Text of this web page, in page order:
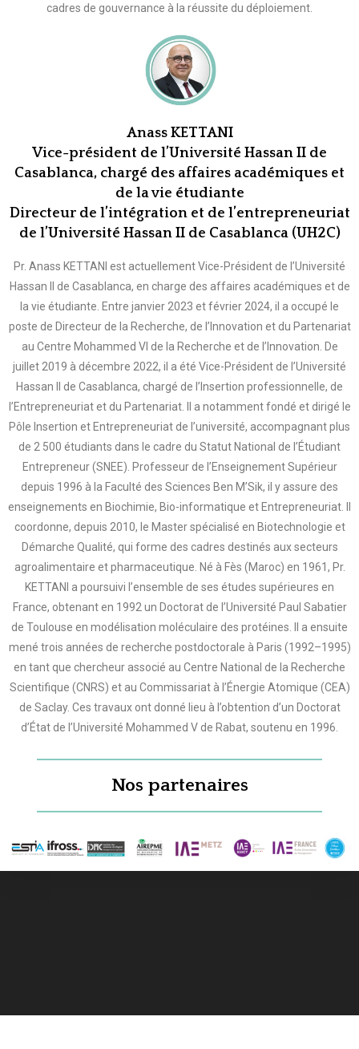
cadres de gouvernance à la réussite du déploiement.
Anass KETTANI
Vice-président de l’Université Hassan II de
Casablanca, chargé des affaires académiques et
de la vie étudiante
Directeur de l’intégration et de l’entrepreneuriat
de l’Université Hassan II de Casablanca (UH2C)
Pr. Anass KETTANI est actuellement Vice-Président de l’Université
Hassan II de Casablanca, en charge des affaires académiques et de
la vie étudiante. Entre janvier 2023 et février 2024, il a occupé le
poste de Directeur de la Recherche, de l’Innovation et du Partenariat
au Centre Mohammed VI de la Recherche et de l’Innovation. De
juillet 2019 à décembre 2022, il a été Vice-Président de l’Université
Hassan II de Casablanca, chargé de l’Insertion professionnelle, de
l’Entrepreneuriat et du Partenariat. Il a notamment fondé et dirigé le
Pôle Insertion et Entrepreneuriat de l’université, accompagnant plus
de 2 500 étudiants dans le cadre du Statut National de l’Étudiant
Entrepreneur (SNEE). Professeur de l’Enseignement Supérieur
depuis 1996 à la Faculté des Sciences Ben M’Sik, il y assure des
enseignements en Biochimie, Bio-informatique et Entrepreneuriat. Il
coordonne, depuis 2010, le Master spécialisé en Biotechnologie et
Démarche Qualité, qui forme des cadres destinés aux secteurs
agroalimentaire et pharmaceutique. Né à Fès (Maroc) en 1961, Pr.
KETTANI a poursuivi l’ensemble de ses études supérieures en
France, obtenant en 1992 un Doctorat de l’Université Paul Sabatier
de Toulouse en modélisation moléculaire des protéines. Il a ensuite
mené trois années de recherche postdoctorale à Paris (1992–1995)
en tant que chercheur associé au Centre National de la Recherche
Scientifique (CNRS) et au Commissariat à l’Énergie Atomique (CEA)
de Saclay. Ces travaux ont donné lieu à l’obtention d’un Doctorat
d’État de l’Université Mohammed V de Rabat, soutenu en 1996.
Nos partenaires